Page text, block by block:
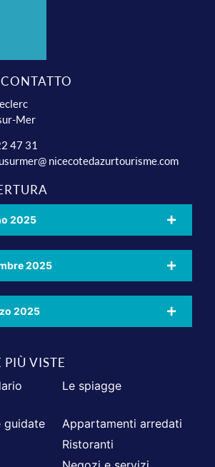
Mer
47 31
nicecotedazurtourisme.com
2025
2025
2025
PIÙ VISTE
Le spiagge
guidate
Appartamenti arredati
Ristoranti